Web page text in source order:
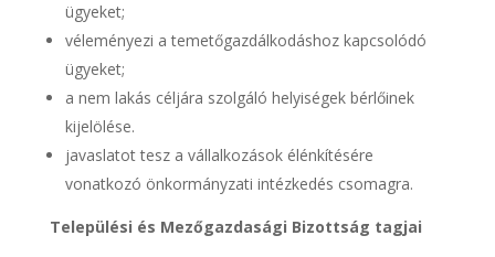
ügyeket;
véleményezi a temetőgazdálkodáshoz kapcsolódó
ügyeket;
a nem lakás céljára szolgáló helyiségek bérlőinek
kijelölése.
javaslatot tesz a vállalkozások élénkítésére
vonatkozó önkormányzati intézkedés csomagra.
Települési és Mezőgazdasági Bizottság tagjai